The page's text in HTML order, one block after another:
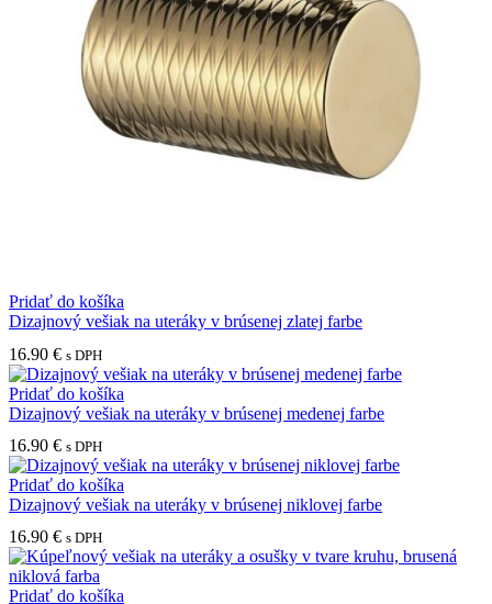
Pridať do košíka
Dizajnový vešiak na uteráky v brúsenej zlatej farbe
16.90 € s DPH
Pridať do košíka
Dizajnový vešiak na uteráky v brúsenej medenej farbe
16.90 € s DPH
Pridať do košíka
Dizajnový vešiak na uteráky v brúsenej niklovej farbe
16.90 € s DPH
Pridať do košíka